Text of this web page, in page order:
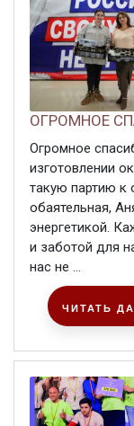
ОГРОМНОЕ
Огромное
изготовлении
такую партию к
обаятельная,
энергетикой.
и заботой для
нас не ...
ЧИТАТЬ